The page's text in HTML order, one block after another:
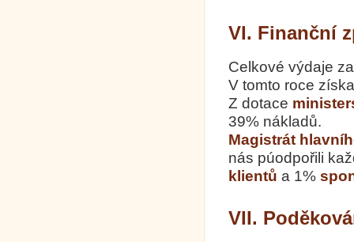
VI. Finanční
Celkové výdaje
V tomto roce
Z dotace
39% nákladů.
Magistrát
nás púodpořili
klientů a 1%
VII.